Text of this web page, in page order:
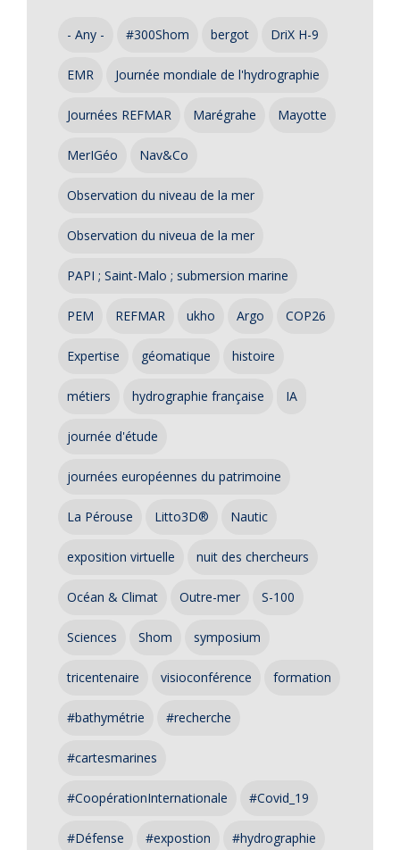
- Any - #300Shom bergot DriX H-9
EMR Journée mondiale de l'hydrographie
Journées REFMAR Marégrahe Mayotte
MerIGéo Nav&Co
Observation du niveau de la mer
Observation du niveua de la mer
PAPI ; Saint-Malo ; submersion marine
PEM REFMAR ukho Argo COP26
Expertise géomatique histoire
métiers hydrographie française IA
journée d'étude
journées européennes du patrimoine
La Pérouse Litto3D® Nautic
exposition virtuelle nuit des chercheurs
Océan & Climat Outre-mer S-100
Sciences Shom symposium
tricentenaire visioconférence formation
#bathymétrie #recherche
#cartesmarines
#CoopérationInternationale #Covid_19
#Défense #expostion #hydrographie